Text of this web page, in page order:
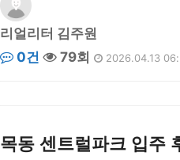
리얼리터 김주원
0건
79회 2026.04.13
목동 센트럴파크 입주